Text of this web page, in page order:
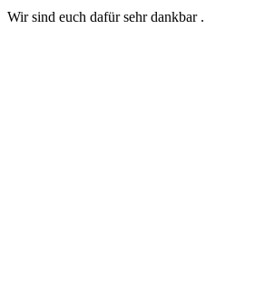
Wir sind euch dafür sehr dankbar .